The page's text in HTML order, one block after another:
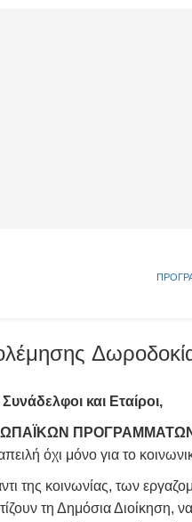
και Εταίροι,
όχι μόνο για το
της κοινωνίας, των
τη Δημόσια Διοίκηση,